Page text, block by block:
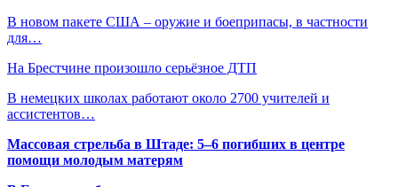
В новом пакете США – оружие и боеприпасы, в частности
для…
На Брестчине произошло серьёзное ДТП
В немецких школах работают около 2700 учителей и
ассистентов…
Массовая стрельба в Штаде: 5–6 погибших в центре
помощи молодым матерям